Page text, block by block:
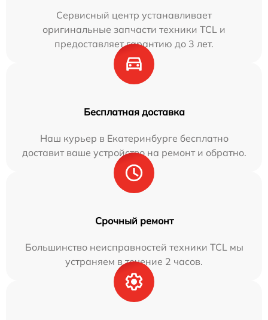
Сервисный центр устанавливает
оригинальные запчасти техники TCL и
предоставляет гарантию до 3 лет.
Бесплатная доставка
Наш курьер в Екатеринбурге бесплатно
доставит ваше устройство на ремонт и обратно.
Срочный ремонт
Большинство неисправностей техники TCL мы
устраняем в течение 2 часов.